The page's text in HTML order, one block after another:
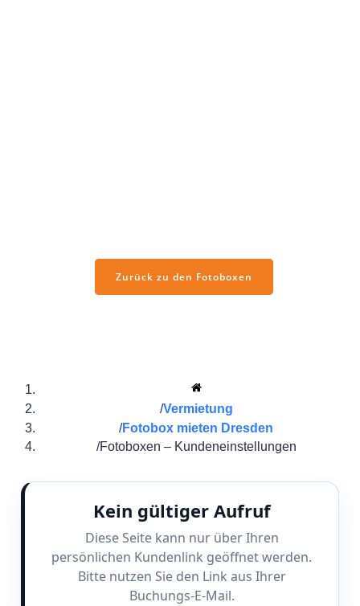
Zurück zu den Fotoboxen
Vermietung
Fotobox mieten Dresden
Fotoboxen – Kundeneinstellungen
Kein gültiger Aufruf
Diese Seite kann nur über Ihren
persönlichen Kundenlink geöffnet werden.
Bitte nutzen Sie den Link aus Ihrer
Buchungs-E-Mail.